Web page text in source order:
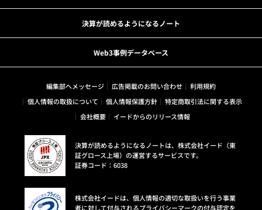
決算が読めるようになるノート
Web3事例データベース
編集部へメッセージ 広告掲載のお問い合わせ
利用規約
個人情報の取扱について
個人情報保護方針
特定商取引法に関する表示
会社概要
イードからのリリース情報
決算が読めるようになるノートは、株式会社イード（東
証グロース上場）の運営するサービスです。
証券コード：6038
株式会社イードは、個人情報の適切な取扱いを行う事業
者に対して付与されるプライバシーマークの付与認定を